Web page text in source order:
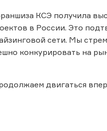
КСЭ получила
в России. Это
сети. Мы
конкурировать на
двигаться